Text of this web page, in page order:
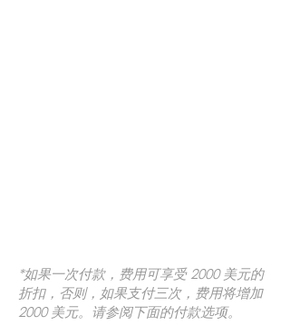
*如果一次付款，费用可享受 2000 美元的
折扣，否则，如果支付三次，费用将增加
2000 美元。请参阅下面的付款选项。